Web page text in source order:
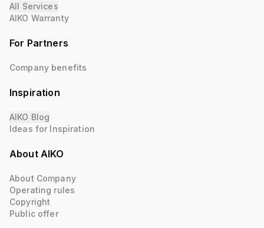
All Services
AIKO Warranty
For Partners
Company benefits
Inspiration
AIKO Blog
Ideas for Inspiration
About AIKO
About Company
Operating rules
Copyright
Public offer